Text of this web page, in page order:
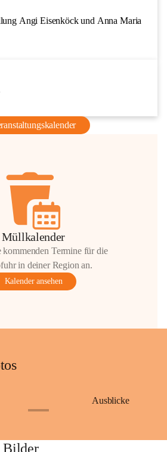
AUG
Angi Eisenköck und Anna Maria
Müllkalender
kommenden Termine für die
in deiner Region an.
Kalender ansehen
Ausblicke
Bilder